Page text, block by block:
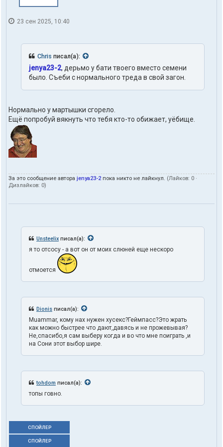
23 сен 2025, 10:40
Chris писал(а):
jenya23-2, дерьмо у бати твоего вместо семени
было. Съеби с нормального треда в свой загон.
Нормально у мартышки сгорело.
Ещё попробуй вякнуть что тебя кто-то обижает, уёбище.
За это сообщение автора jenya23-2 пока никто не лайкнул. (Лайков: 0 ·
Дизлайков: 0)
Unsteelix писал(а):
я то отсосу - а вот он от моих слюней еще нескоро
отмоется
Dionis писал(а):
Muammar, кому нах нужен хусекс?Геймпасс?Это жрать
как можно быстрее что дают,давясь и не прожевывая?
Не,спасибо,я сам выберу когда и во что мне поиграть ,и
на Сони этот выбор шире.
tohdom писал(а):
топы говно.
СПОЙЛЕР
СПОЙЛЕР